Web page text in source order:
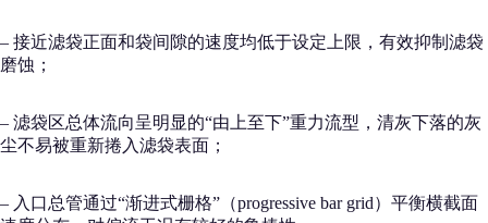
– 接近滤袋正面和袋间隙的速度均低于设定上限，有效抑制滤袋
磨蚀；
– 滤袋区总体流向呈明显的“由上至下”重力流型，清灰下落的灰
尘不易被重新捲入滤袋表面；
– 入口总管通过“渐进式栅格”（progressive bar grid）平衡横截面